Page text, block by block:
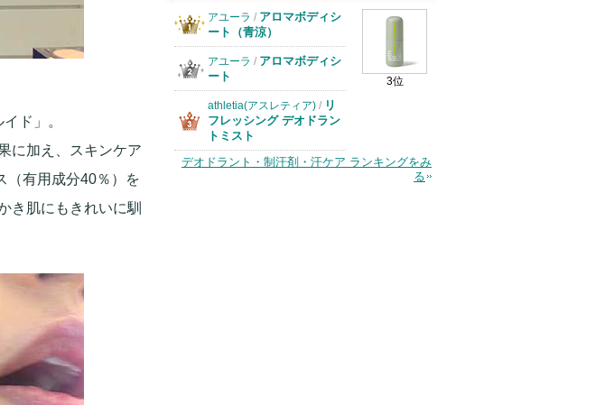
ド」。
に加え、スキンケア
（有用成分40％）を
き肌にもきれいに馴
3位
アユーラ / アロマボディシ
ート（青涼）
アユーラ / アロマボディシ
ート
athletia(アスレティア) / リ
フレッシング デオドラン
トミスト
デオドラント・制汗剤・汗ケア ランキングをみ
る